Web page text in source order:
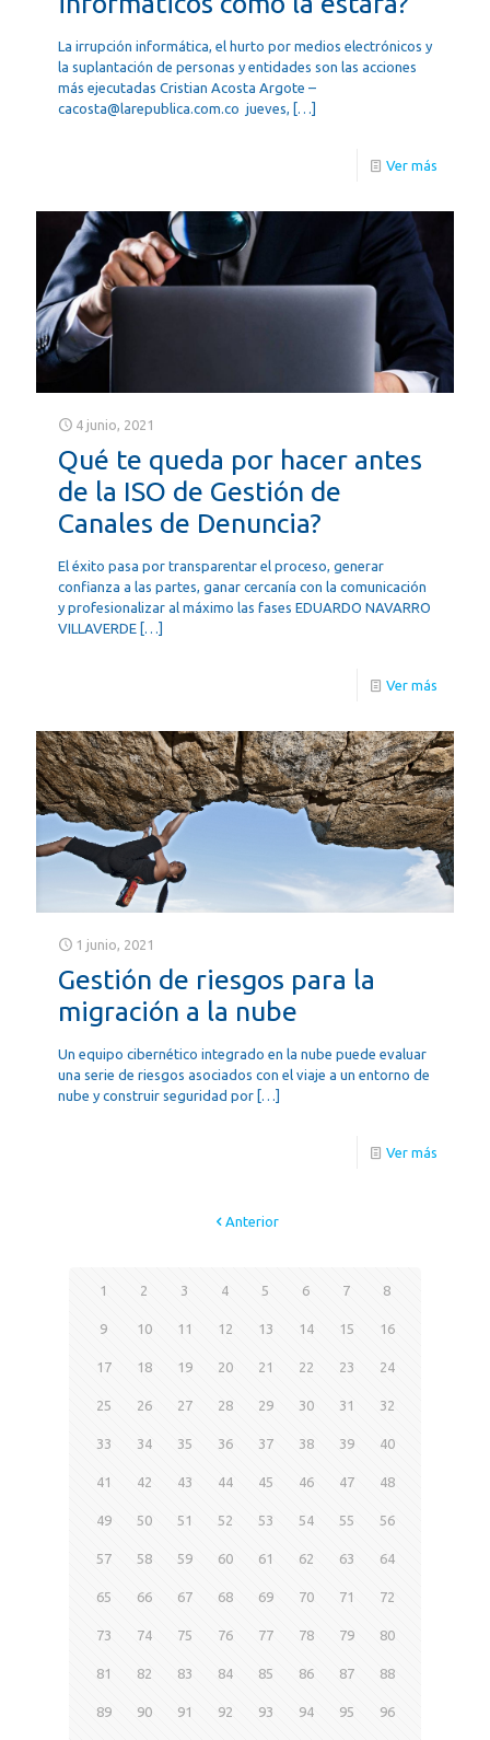
La irrupción informática, el hurto por medios electrónicos y
la suplantación de personas y entidades son las acciones
más ejecutadas Cristian Acosta Argote –
cacosta@larepublica.com.co jueves, […]
Ver más
4 junio, 2021
Qué te queda por hacer antes
de la ISO de Gestión de
Canales de Denuncia?
El éxito pasa por transparentar el proceso, generar
confianza a las partes, ganar cercanía con la comunicación
y profesionalizar al máximo las fases EDUARDO NAVARRO
VILLAVERDE […]
Ver más
1 junio, 2021
Gestión de riesgos para la
migración a la nube
Un equipo cibernético integrado en la nube puede evaluar
una serie de riesgos asociados con el viaje a un entorno de
nube y construir seguridad por […]
Ver más
Anterior
1 2 3 4 5 6 7 8
9 10 11 12 13 14 15 16
17 18 19 20 21 22 23 24
25 26 27 28 29 30 31 32
33 34 35 36 37 38 39 40
41 42 43 44 45 46 47 48
49 50 51 52 53 54 55 56
57 58 59 60 61 62 63 64
65 66 67 68 69 70 71 72
73 74 75 76 77 78 79 80
81 82 83 84 85 86 87 88
89 90 91 92 93 94 95 96